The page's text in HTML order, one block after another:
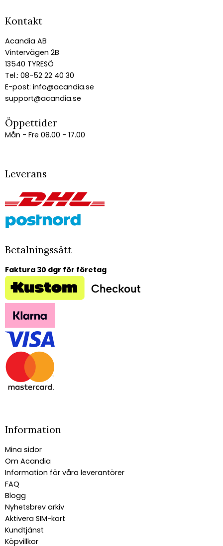
Kontakt
Acandia AB
Vintervägen 2B
13540 TYRESÖ
Tel.: 08-52 22 40 30
E-post: info@acandia.se
support@acandia.se
Öppettider
Mån - Fre 08.00 - 17.00
Leverans
Betalningssätt
Faktura 30 dgr för företag
Information
Mina sidor
Om Acandia
Information för våra leverantörer
FAQ
Blogg
Nyhetsbrev arkiv
Aktivera SIM-kort
Kundtjänst
Köpvillkor